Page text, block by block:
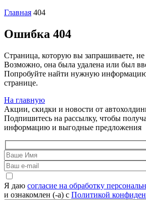
Главная 404
Ошибка 404
Страница, которую вы запрашиваете, не
Возможно, она была удалена или был
Попробуйте найти нужную
странице.
На главную
Акции, скидки и новости от
Подпишитесь на рассылку, чтобы
информацию и выгодные предложения
Я даю согласие на обработку
и ознакомлен (-а) с Политикой